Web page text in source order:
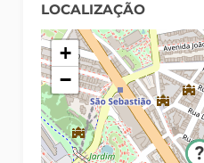
LOCALIZAÇÃO
+
−